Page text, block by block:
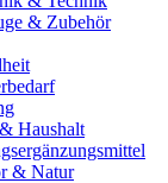
& Zubehör
Haushalt
& Natur